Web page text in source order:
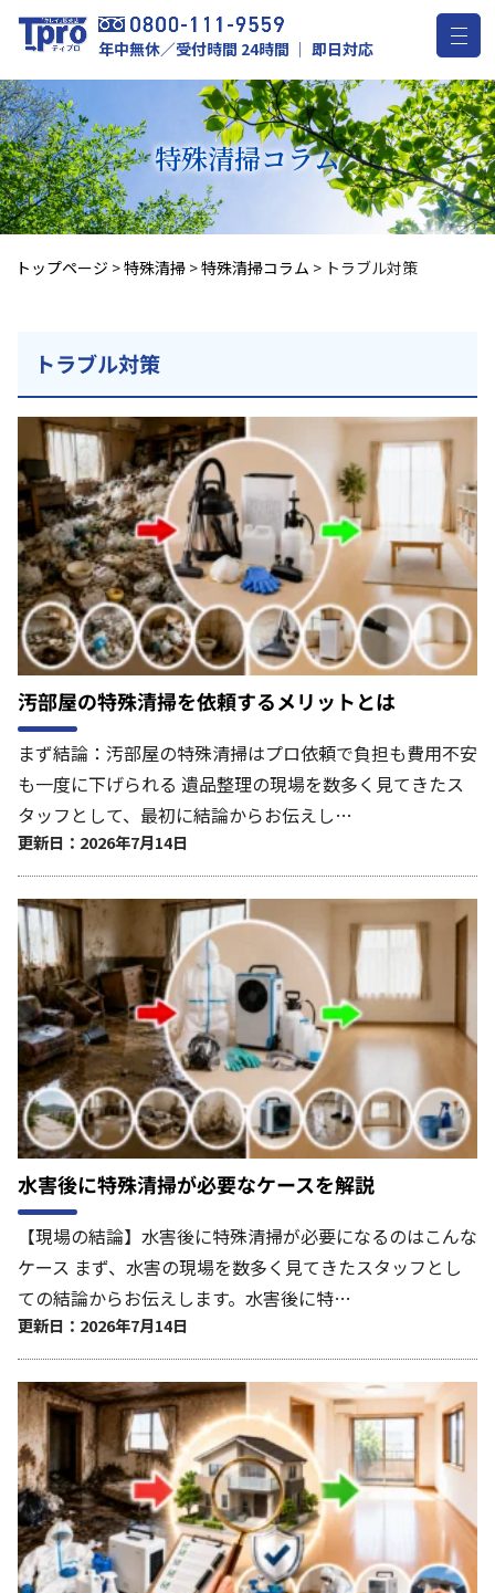
年中無休／受付時間 24時間 ｜ 即日対応
特殊清掃コラム
トップページ >特殊清掃 >特殊清掃コラム > トラブル対策
トラブル対策
汚部屋の特殊清掃を依頼するメリットとは
まず結論：汚部屋の特殊清掃はプロ依頼で負担も費用不安
も一度に下げられる 遺品整理の現場を数多く見てきたス
タッフとして、最初に結論からお伝えし…
更新日：2026年7月14日
水害後に特殊清掃が必要なケースを解説
【現場の結論】水害後に特殊清掃が必要になるのはこんな
ケース まず、水害の現場を数多く見てきたスタッフとし
ての結論からお伝えします。水害後に特…
更新日：2026年7月14日